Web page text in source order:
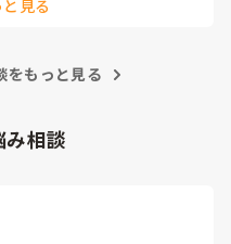
させなかったら脳梗塞など
見る
をもっと見る
相談